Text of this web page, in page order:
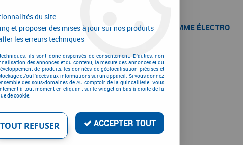
PROMOTIONS LA GAMME ÉLECTRO
CLOUEUR P40 P+
À partir de 1347,48€TTC
Dont écotaxe :0,50€
du site
et proposer des mises à jour sur nos produits
les erreurs techniques
ils sont donc dispensés de consentement. D'autres, non
des annonces et du contenu, la mesure des annonces et du
de produits, les données de géolocalisation précises et
et/ou l'accès aux informations sur un appareil. Si vous donnez
des sous-domaines de Au comptoir de la quincaillerie. Vous
à tout moment en cliquant sur le widget en bas à droite de la
de cookie.
TOUT REFUSER ACCEPTER TOUT